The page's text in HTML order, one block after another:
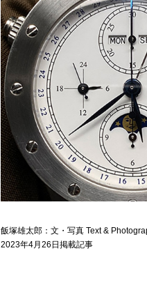
飯塚雄太郎：文・写真 Text &
2023年4月26日掲載記事